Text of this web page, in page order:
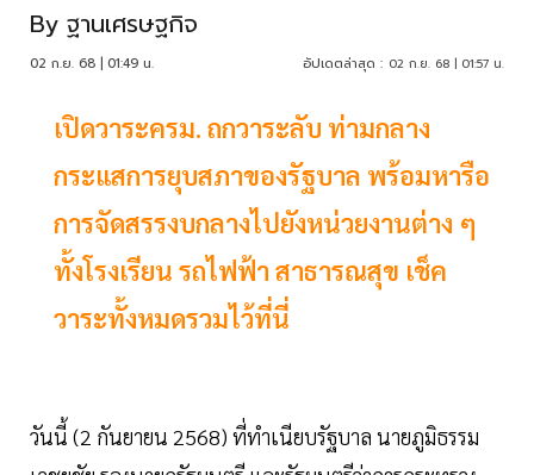
By ฐานเศรษฐกิจ
02 ก.ย. 68 | 01:49 น. อัปเดตล่าสุด : 02 ก.ย. 68 | 01:57 น.
เปิดวาระครม. ถกวาระลับ ท่ามกลาง
กระแสการยุบสภาของรัฐบาล พร้อมหารือ
การจัดสรรงบกลางไปยังหน่วยงานต่าง ๆ
ทั้งโรงเรียน รถไฟฟ้า สาธารณสุข เช็ค
วาระทั้งหมดรวมไว้ที่นี่
วันนี้ (2 กันยายน 2568) ที่ทำเนียบรัฐบาล นายภูมิธรรม